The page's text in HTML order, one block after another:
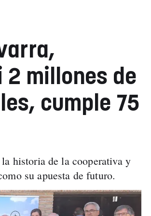
2 millones de
cumple 75
historia de la cooperativa y
su apuesta de futuro.